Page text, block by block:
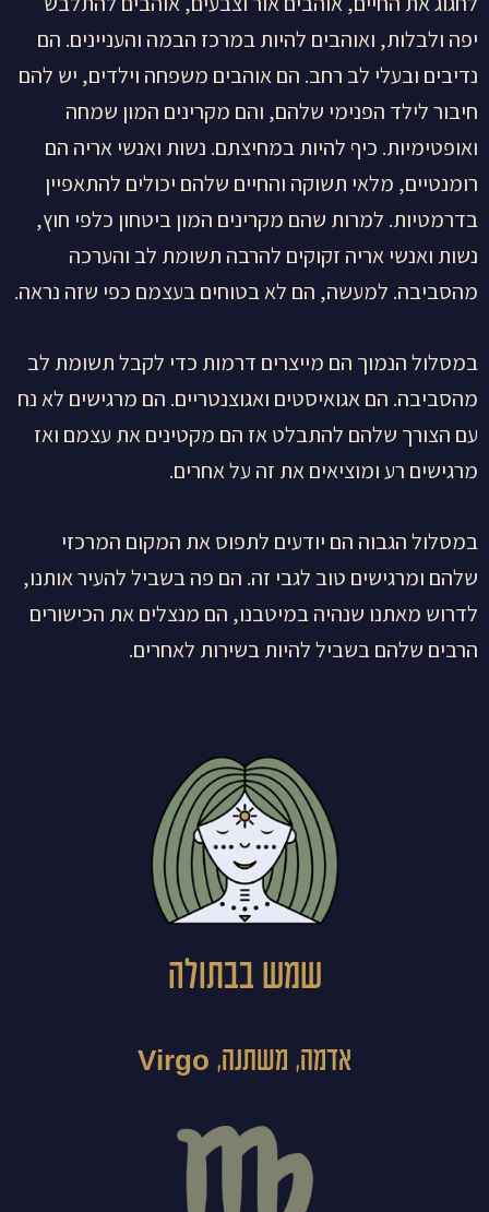
יפה ולבלות, ואוהבים להיות במרכז הבמה והעניינים. הם
נדיבים ובעלי לב רחב. הם אוהבים משפחה וילדים, יש להם
חיבור לילד הפנימי שלהם, והם מקרינים המון שמחה
ואופטימיות. כיף להיות במחיצתם. נשות ואנשי אריה הם
רומנטיים, מלאי תשוקה והחיים שלהם יכולים להתאפיין
בדרמטיות. למרות שהם מקרינים המון ביטחון כלפי חוץ,
נשות ואנשי אריה זקוקים להרבה תשומת לב והערכה
מהסביבה. למעשה, הם לא בטוחים בעצמם כפי שזה נראה.
במסלול הנמוך הם מייצרים דרמות כדי לקבל תשומת לב
מהסביבה. הם אגואיסטים ואגוצנטריים. הם מרגישים לא נח
עם הצורך שלהם להתבלט אז הם מקטינים את עצמם ואז
מרגישים רע ומוציאים את זה על אחרים.
במסלול הגבוה הם יודעים לתפוס את המקום המרכזי
שלהם ומרגישים טוב לגבי זה. הם פה בשביל להעיר אותנו,
לדרוש מאתנו שנהיה במיטבנו, הם מנצלים את הכישורים
הרבים שלהם בשביל להיות בשירות לאחרים.
שמש בבתולה
אדמה, משתנה, Virgo